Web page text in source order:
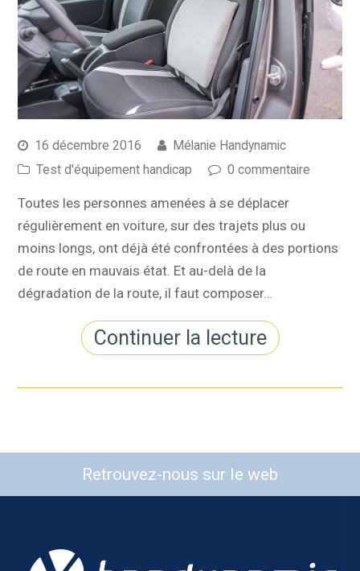
16 décembre 2016
Mélanie Handynamic
Test d'équipement handicap
0 commentaire
Toutes les personnes amenées à se déplacer
régulièrement en voiture, sur des trajets plus ou
moins longs, ont déjà été confrontées à des portions
de route en mauvais état. Et au-delà de la
dégradation de la route, il faut composer…
Continuer la lecture
Retrouvez-nous sur le web